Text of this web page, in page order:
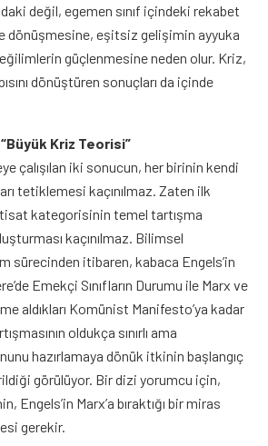
değil, egemen sınıf içindeki rekabet
dönüşmesine, eşitsiz gelişimin ayyuka
güçlenmesine neden olur. Kriz,
dönüştüren sonuçları da içinde
Kriz Teorisi”
çalışılan iki sonucun, her birinin kendi
tetiklemesi kaçınılmaz. Zaten ilk
kategorisinin temel tartışma
kaçınılmaz. Bilimsel
sürecinden itibaren, kabaca Engels’in
Emekçi Sınıfların Durumu ile Marx ve
aldıkları Komünist Manifesto’ya kadar
oldukça sınırlı ama
hazırlamaya dönük itkinin başlangıç
görülüyor. Bir dizi yorumcu için,
Engels’in Marx’a bıraktığı bir miras
gerekir.